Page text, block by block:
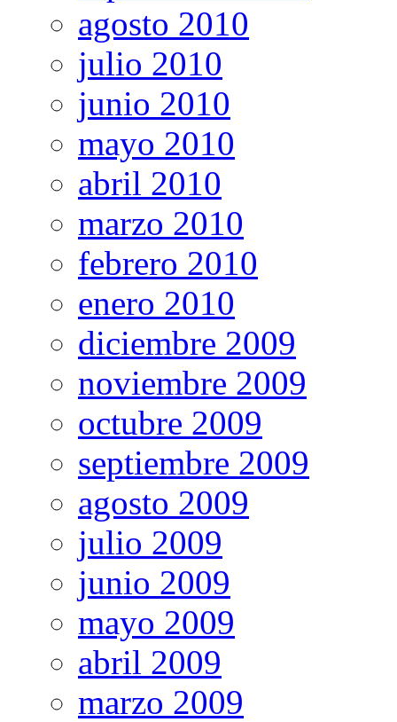
agosto 2010
julio 2010
junio 2010
mayo 2010
abril 2010
marzo 2010
febrero 2010
enero 2010
diciembre 2009
noviembre 2009
octubre 2009
septiembre 2009
agosto 2009
julio 2009
junio 2009
mayo 2009
abril 2009
marzo 2009